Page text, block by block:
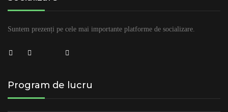
Suntem prezenți pe cele mai importante platforme de socializare.
Program de lucru